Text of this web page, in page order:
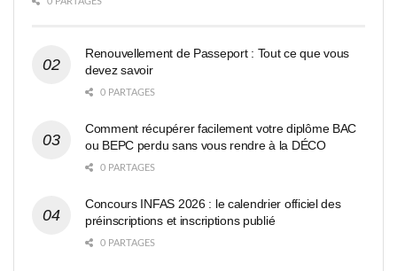
Renouvellement de Passeport : Tout ce que vous
devez savoir
0 PARTAGES
Comment récupérer facilement votre diplôme BAC
ou BEPC perdu sans vous rendre à la DÉCO
0 PARTAGES
Concours INFAS 2026 : le calendrier officiel des
préinscriptions et inscriptions publié
0 PARTAGES